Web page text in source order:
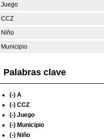
Juego
CCZ
Niño
Municipio
Palabras clave
(-) A
(-) CCZ
(-) Juego
(-) Municipio
(-) Niño